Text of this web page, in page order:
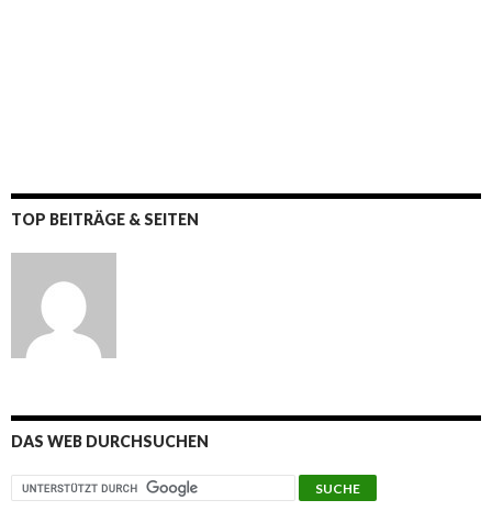
TOP BEITRÄGE & SEITEN
DAS WEB DURCHSUCHEN